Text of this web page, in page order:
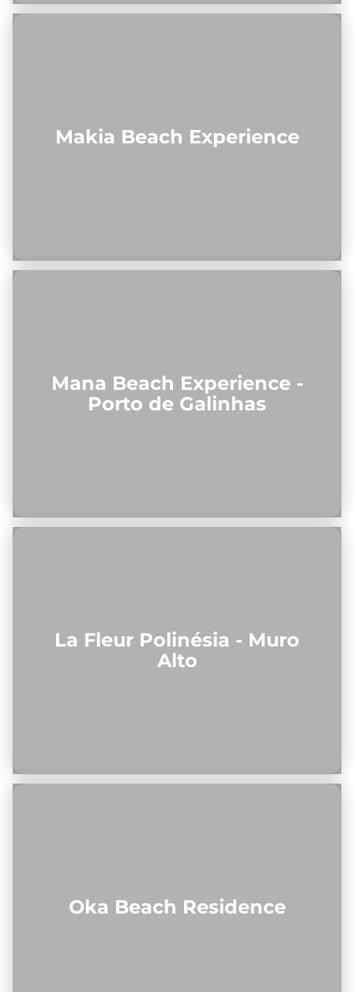
Makia Beach Experience
Mana Beach Experience -
Porto de Galinhas
La Fleur Polinésia - Muro
Alto
Oka Beach Residence